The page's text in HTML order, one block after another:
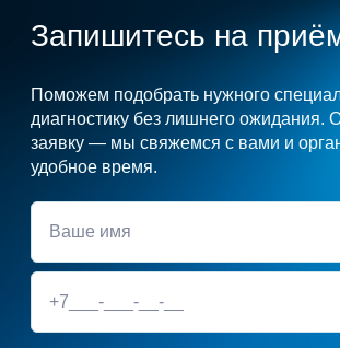
Запишитесь на
Поможем подобрать нужного
диагностику без лишнего ожидания.
заявку — мы свяжемся с вами и
удобное время.